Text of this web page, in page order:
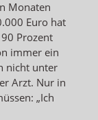
Monaten
Euro hat
Prozent
immer ein
nicht unter
Arzt. Nur in
„Ich